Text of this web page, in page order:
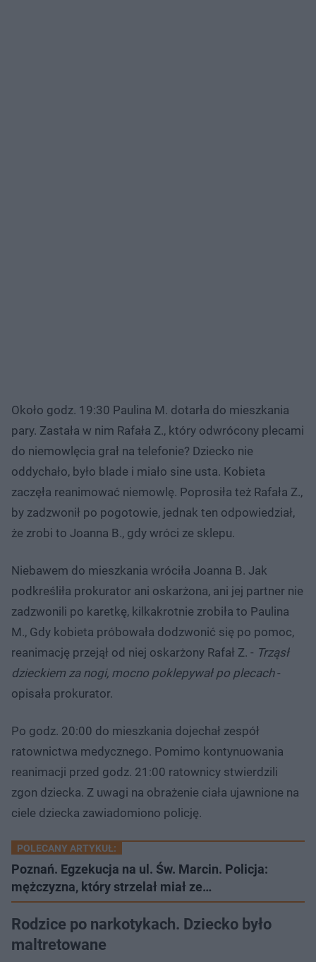
Około godz. 19:30 Paulina M. dotarła do mieszkania
pary. Zastała w nim Rafała Z., który odwrócony plecami
do niemowlęcia grał na telefonie? Dziecko nie
oddychało, było blade i miało sine usta. Kobieta
zaczęła reanimować niemowlę. Poprosiła też Rafała Z.,
by zadzwonił po pogotowie, jednak ten odpowiedział,
że zrobi to Joanna B., gdy wróci ze sklepu.
Niebawem do mieszkania wróciła Joanna B. Jak
podkreśliła prokurator ani oskarżona, ani jej partner nie
zadzwonili po karetkę, kilkakrotnie zrobiła to Paulina
M., Gdy kobieta próbowała dodzwonić się po pomoc,
reanimację przejął od niej oskarżony Rafał Z. - Trząsł
dzieckiem za nogi, mocno poklepywał po plecach-
opisała prokurator.
Po godz. 20:00 do mieszkania dojechał zespół
ratownictwa medycznego. Pomimo kontynuowania
reanimacji przed godz. 21:00 ratownicy stwierdzili
zgon dziecka. Z uwagi na obrażenie ciała ujawnione na
ciele dziecka zawiadomiono policję.
POLECANY ARTYKUŁ:
Poznań. Egzekucja na ul. Św. Marcin. Policja:
mężczyzna, który strzelał miał ze…
Rodzice po narkotykach. Dziecko było
maltretowane